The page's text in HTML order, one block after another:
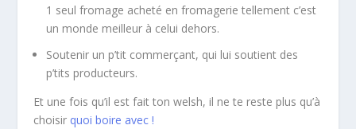
1 seul fromage acheté en fromagerie tellement c’est
un monde meilleur à celui dehors.
Soutenir un p’tit commerçant, qui lui soutient des
p’tits producteurs.
Et une fois qu’il est fait ton welsh, il ne te reste plus qu’à
choisir quoi boire avec !